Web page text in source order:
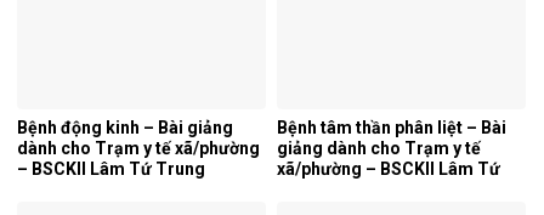
Bệnh động kinh – Bài giảng
dành cho Trạm y tế xã/phường
– BSCKII Lâm Tứ Trung
Bệnh tâm thần phân liệt – Bài
giảng dành cho Trạm y tế
xã/phường – BSCKII Lâm Tứ